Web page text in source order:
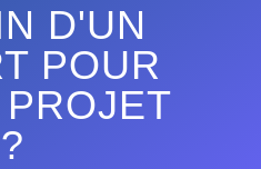
D'UN
POUR
?